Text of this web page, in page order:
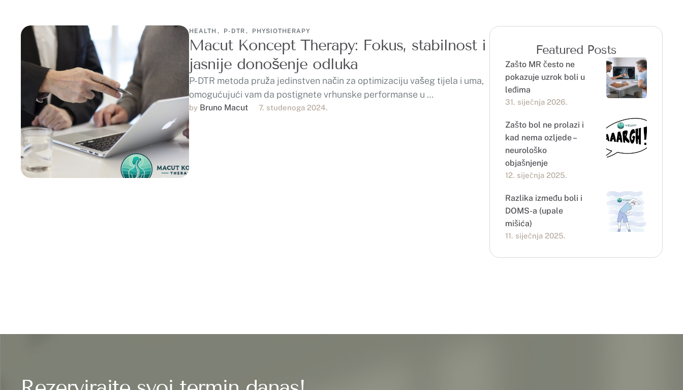
HEALTH , P-DTR , PHYSIOTHERAPY
Macut Koncept Therapy: Fokus, stabilnost i
jasnije donošenje odluka
P-DTR metoda pruža jedinstven način za optimizaciju vašeg tijela i uma,
omogućujući vam da postignete vrhunske performanse u …
by Bruno Macut 7. studenoga 2024.
Featured Posts
Zašto MR često ne
pokazuje uzrok boli u
leđima
31. siječnja 2026.
Zašto bol ne prolazi i
kad nema ozljede –
neurološko
objašnjenje
12. siječnja 2025.
Razlika između boli i
DOMS-a (upale
mišića)
11. siječnja 2025.